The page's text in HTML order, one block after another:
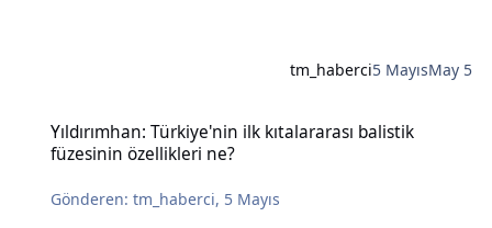
tm_haberci5 MayısMay 5
Yıldırımhan: Türkiye'nin ilk kıtalararası balistik
füzesinin özellikleri ne?
Gönderen:tm_haberci, 5 Mayıs